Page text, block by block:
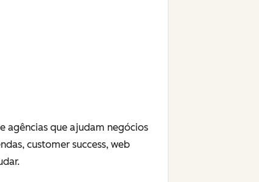
agências que ajudam negócios
customer success, web